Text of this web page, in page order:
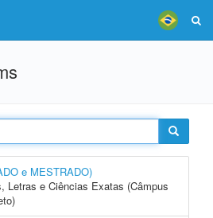
e MESTRADO)
Letras e Ciências Exatas (Câmpus